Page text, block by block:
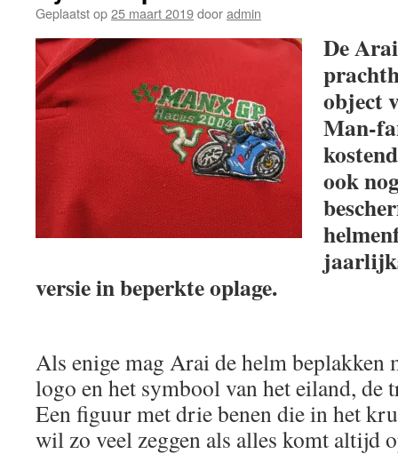
Geplaatst op25 maart 2019dooradmin
De
object
Man-
ook
versie in beperkte oplage.
Als enige mag Arai de helm beplakken
logo en het symbool van het eiland, de
Een figuur met drie benen die in het
wil zo veel zeggen als alles komt altijd